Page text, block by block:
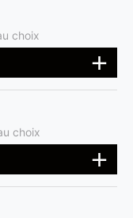
choix
choix